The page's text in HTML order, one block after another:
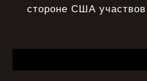
стороне США